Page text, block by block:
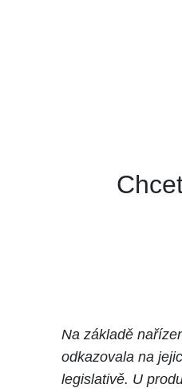
Na základě
odkazovala na
legislativě. U